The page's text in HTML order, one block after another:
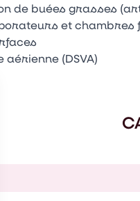
de buées grasses
et chambres
(DSVA)